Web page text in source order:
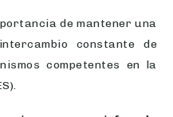
de mantener una
constante de
competentes en la